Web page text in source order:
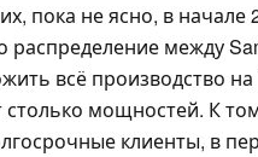
пока не ясно, в начале
распределение между
всё производство на
столько мощностей. К
клиенты, в